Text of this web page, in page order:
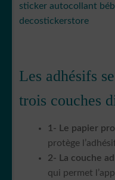
sticker autocollant
decostickerstore
Les adhésifs
trois couches
1- Le papier
protège
2- La couche
qui permet